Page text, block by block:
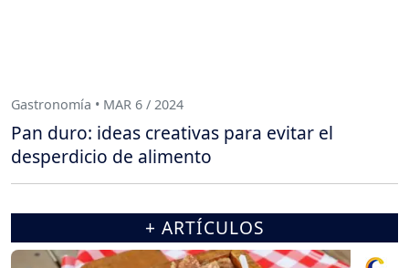
Gastronomía • MAR 6 / 2024
Pan duro: ideas creativas para evitar el
desperdicio de alimento
+ ARTÍCULOS